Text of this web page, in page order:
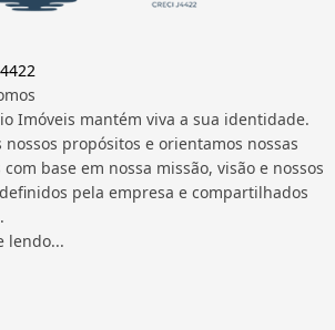
Imóveis mantém viva a sua identidade.
nossos propósitos e orientamos nossas
com base em nossa missão, visão e nossos
pela empresa e compartilhados
lendo...